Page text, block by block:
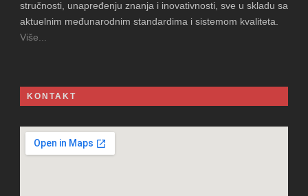
stručnosti, unapređenju znanja i inovativnosti, sve u skladu sa
aktuelnim međunarodnim standardima i sistemom kvaliteta.
Više...
KONTAKT